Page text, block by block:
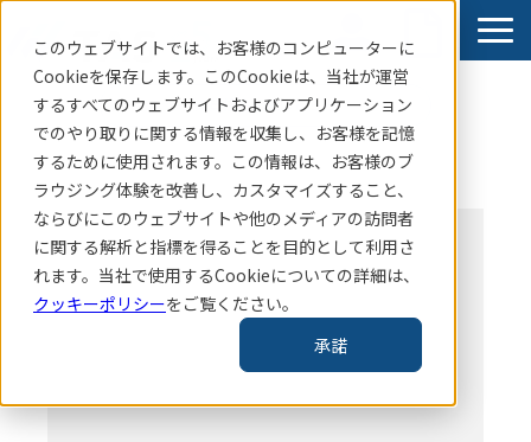
このウェブサイトでは、お客様のコンピューターに
Cookieを保存します。このCookieは、当社が運営
するすべてのウェブサイトおよびアプリケーション
でのやり取りに関する情報を収集し、お客様を記憶
するために使用されます。この情報は、お客様のブ
ラウジング体験を改善し、カスタマイズすること、
ならびにこのウェブサイトや他のメディアの訪問者
に関する解析と指標を得ることを目的として利用さ
れます。当社で使用するCookieについての詳細は、
クッキーポリシーをご覧ください。
承諾
賃貸住宅指標はこちら
サービス
導入事例
お知らせ
コラム・レポート
企業情報
TAS-MAP新規会員登録